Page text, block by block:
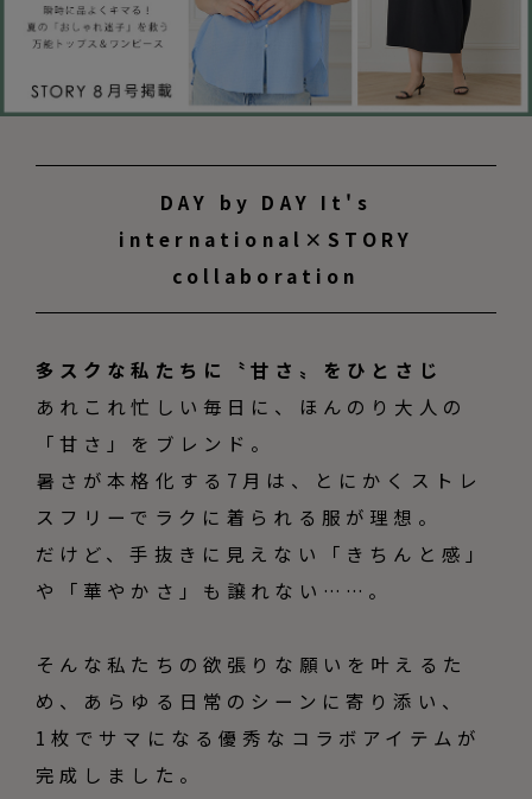
DAY by DAY It's
international×STORY
collaboration
多スクな私たちに〝甘さ〟をひとさじ
あれこれ忙しい毎日に、ほんのり大人の
「甘さ」をブレンド。
暑さが本格化する7月は、とにかくストレ
スフリーでラクに着られる服が理想。
だけど、手抜きに見えない「きちんと感」
や「華やかさ」も譲れない……。
そんな私たちの欲張りな願いを叶えるた
め、あらゆる日常のシーンに寄り添い、
1枚でサマになる優秀なコラボアイテムが
完成しました。